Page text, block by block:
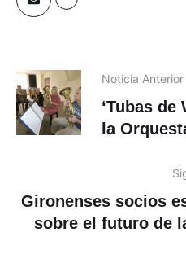
Noticia Anterior
‘Tubas de
la
Gironenses socios
sobre el futuro de